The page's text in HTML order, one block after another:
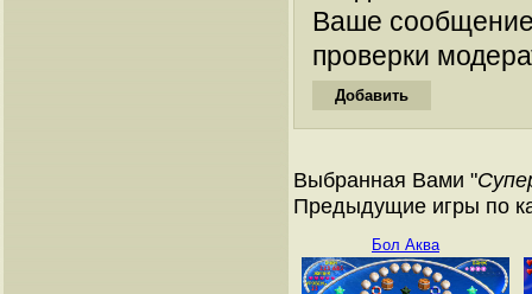
Ваше
проверки
Выбранная Вами "
Предыдущие игры по
Бол Аква